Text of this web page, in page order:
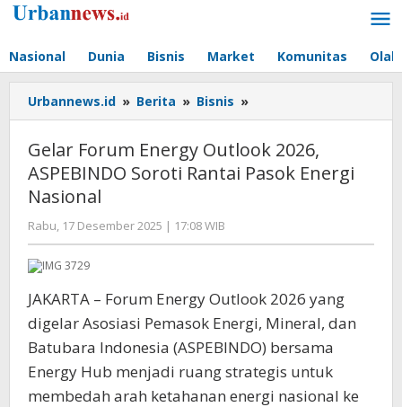
Lewati
Nasional Dunia Bisnis Market Komunitas
Urbannews.id » Berita » Bisnis »
Forum
Outlook
2026,
Pasok
Gelar Forum Energy Outlook 2026,
ASPEBINDO Soroti Rantai Pasok Energi
Nasional
Rabu, 17 Desember 2025 | 17:08 WIB
Editor
JAKARTA – Forum Energy Outlook 2026 yang
digelar Asosiasi Pemasok Energi, Mineral, dan
Batubara Indonesia (ASPEBINDO) bersama
Energy Hub menjadi ruang strategis untuk
membedah arah ketahanan energi nasional ke